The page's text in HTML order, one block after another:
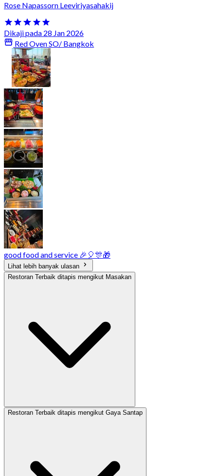
Rose Napassorn Leeviriyasahakij
Dikaji pada 28 Jan 2026
Red Oven SO/ Bangkok
good food and service 🎉🎈🎊🎁
Lihat lebih banyak ulasan
Restoran Terbaik ditapis mengikut Masakan
Restoran Terbaik ditapis mengikut Gaya Santap